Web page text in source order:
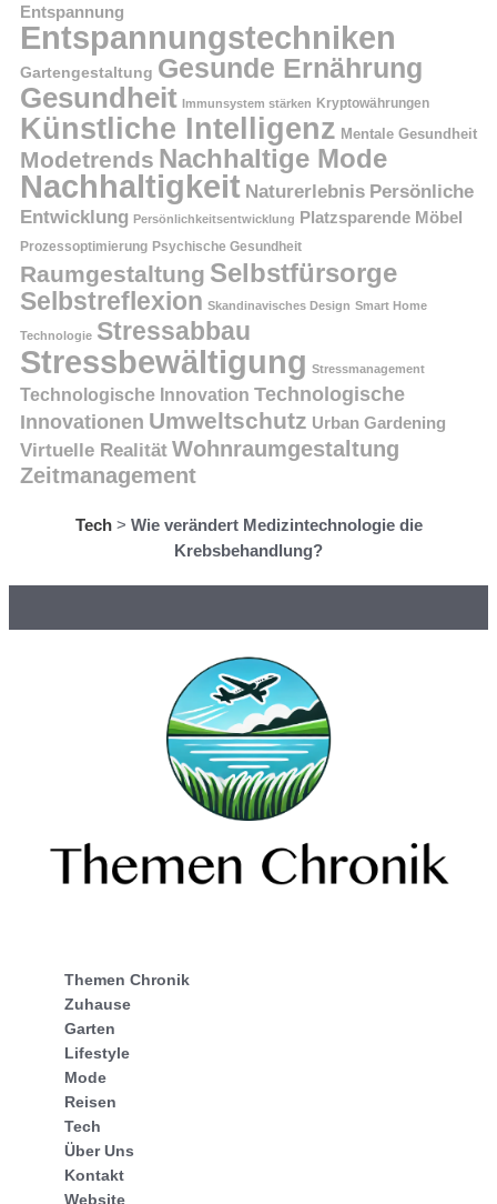
Entspannung
Entspannungstechniken
Gartengestaltung Gesunde Ernährung
Gesundheit Immunsystem stärken Kryptowährungen
Künstliche Intelligenz Mentale Gesundheit
Modetrends Nachhaltige Mode
Nachhaltigkeit Naturerlebnis Persönliche
Entwicklung Persönlichkeitsentwicklung Platzsparende Möbel
Prozessoptimierung Psychische Gesundheit
Raumgestaltung Selbstfürsorge
Selbstreflexion Skandinavisches Design Smart Home
Technologie Stressabbau
Stressbewältigung Stressmanagement
Technologische Innovation Technologische
Innovationen Umweltschutz Urban Gardening
Virtuelle Realität Wohnraumgestaltung
Zeitmanagement
Tech> Wie verändert Medizintechnologie die
Krebsbehandlung?
Themen Chronik
Zuhause
Garten
Lifestyle
Mode
Reisen
Tech
Über Uns
Kontakt
Website